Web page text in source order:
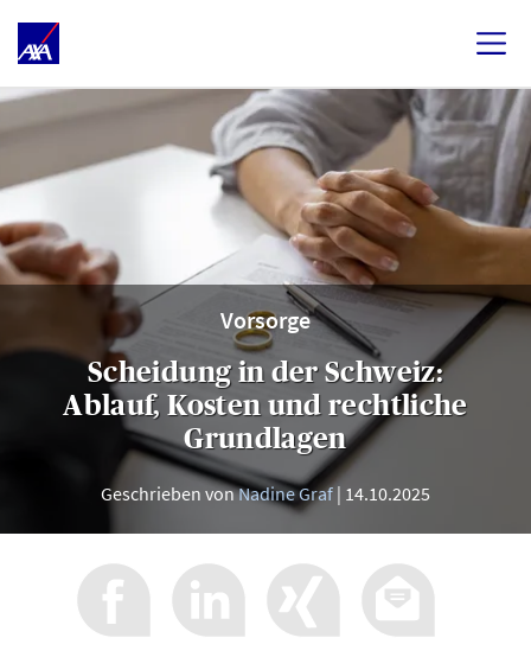
Vorsorge
Scheidung in der Schweiz:
Ablauf, Kosten und rechtliche
Grundlagen
Geschrieben vonNadine Graf 14.10.2025